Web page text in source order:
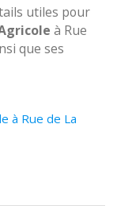
utiles pour
à Rue
que ses
à Rue de La